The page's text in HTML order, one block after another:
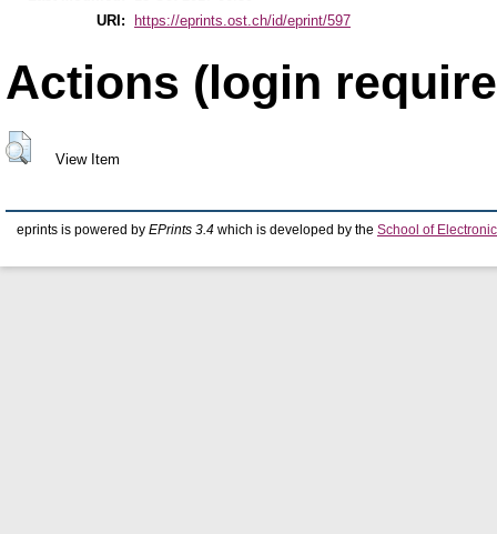
URI:
https://eprints.ost.ch/id/eprint/597
Actions (login
View Item
eprints is powered by EPrints 3.4 which is developed by the School of